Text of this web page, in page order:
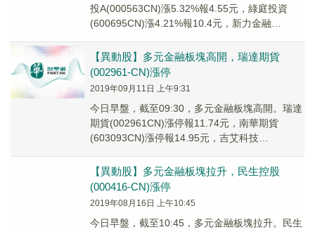
投A(000563CN)漲5.32%報4.55元，綠庭投資
(600695CN)漲4.21%報10.4元，新力金融
【異動股】多元金融板塊高開，瑞達期貨
(002961-CN)漲停
2019年09月11日 上午9:31
今日早盤，截至09:30，多元金融板塊高開。瑞達
期貨(002961CN)漲停報11.74元，南華期貨
(603093CN)漲停報14.95元，吉艾科技
【異動股】多元金融板塊拉升，民生控股
(000416-CN)漲停
2019年08月16日 上午10:45
今日早盤，截至10:45，多元金融板塊拉升。民生